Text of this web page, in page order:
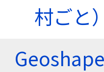
村ごと